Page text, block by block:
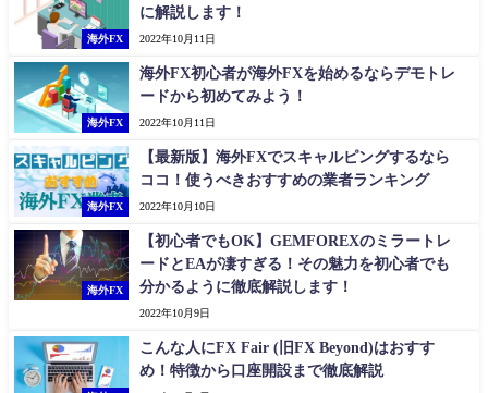
海外FX
に解説します！
2022年10月11日
海外FX
海外FX初心者が海外FXを始めるならデモトレ
ードから初めてみよう！
2022年10月11日
海外FX
【最新版】海外FXでスキャルピングするなら
ココ！使うべきおすすめの業者ランキング
2022年10月10日
海外FX
【初心者でもOK】GEMFOREXのミラートレ
ードとEAが凄すぎる！その魅力を初心者でも
分かるように徹底解説します！
2022年10月9日
こんな人にFX Fair (旧FX Beyond)はおすす
め！特徴から口座開設まで徹底解説